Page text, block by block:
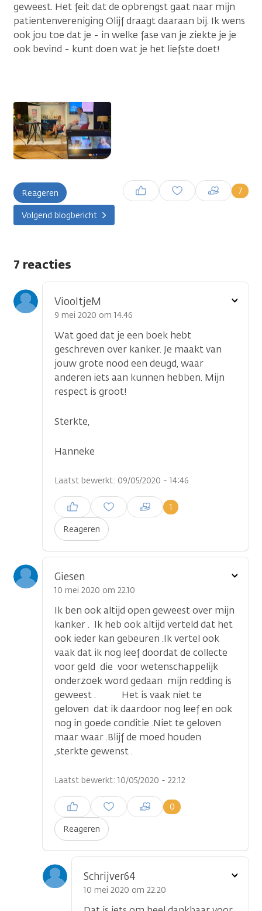
geweest. Het feit dat de opbrengst gaat naar mijn
patientenvereniging Olijf draagt daaraan bij. Ik wens
ook jou toe dat je - in welke fase van je ziekte je je
ook bevind - kunt doen wat je het liefste doet!
Reageren 7
Inloggen om een reactie te
plaatsen
Volgend blogbericht
7 reacties
ViooltjeM
9 mei 2020 om 14.46
Wat goed dat je een boek hebt
geschreven over kanker. Je maakt van
jouw grote nood een deugd, waar
anderen iets aan kunnen hebben. Mijn
respect is groot!
Sterkte,
Hanneke
Laatst bewerkt: 09/05/2020 - 14:46
Reageren
1
Inloggen om een reactie te
plaatsen
Toon
Giesen
10 mei 2020 om 22.10
Ik ben ook altijd open geweest over mijn
kanker . Ik heb ook altijd verteld dat het
ook ieder kan gebeuren .Ik vertel ook
vaak dat ik nog leef doordat de collecte
voor geld die voor wetenschappelijk
onderzoek word gedaan mijn redding is
geweest . Het is vaak niet te
geloven dat ik daardoor nog leef en ook
nog in goede conditie .Niet te geloven
maar waar .Blijf de moed houden
,sterkte gewenst .
Laatst bewerkt: 10/05/2020 - 22:12
Reageren
0
Inloggen om een reactie te
plaatsen
Toon
Schrijver64
10 mei 2020 om 22.20
Toon